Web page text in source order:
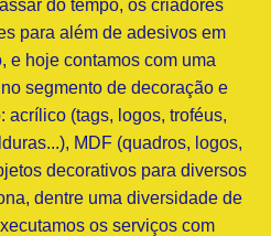
do tempo, os criadores
para além de adesivos em
e hoje contamos com uma
segmento de decoração e
acrílico (tags, logos, troféus,
MDF (quadros, logos,
decorativos para diversos
dentre uma diversidade de
os serviços com